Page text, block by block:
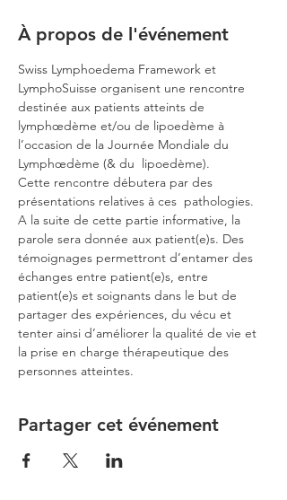
À propos de l'événement
Swiss Lymphoedema Framework et
LymphoSuisse organisent une rencontre
destinée aux patients atteints de
lymphœdème et/ou de lipoedème à
l’occasion de la Journée Mondiale du
Lymphœdème (& du  lipoedème).
Cette rencontre débutera par des
présentations relatives à ces  pathologies.
A la suite de cette partie informative, la
parole sera donnée aux patient(e)s. Des
témoignages permettront d’entamer des
échanges entre patient(e)s, entre
patient(e)s et soignants dans le but de
partager des expériences, du vécu et
tenter ainsi d’améliorer la qualité de vie et
la prise en charge thérapeutique des
personnes atteintes.
Partager cet événement